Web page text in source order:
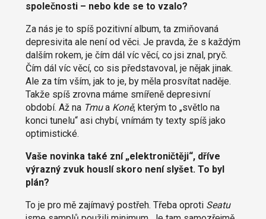
společnosti – nebo kde se to vzalo?
Za nás je to spíš pozitivní album, ta zmiňovaná
depresivita ale není od věci. Je pravda, že s každým
dalším rokem, je čím dál víc věcí, co jsi znal, pryč.
Čím dál víc věcí, co sis představoval, je nějak jinak.
Ale za tím vším, jak to je, by měla prosvítat naděje.
Takže spíš zrovna máme smířeně depresivní
období. Až na TmuaKoně, kterým to „světlo na
konci tunelu“ asi chybí, vnímám ty texty spíš jako
optimistické.
Vaše novinka také zní „elektroničtěji“, dříve
výrazný zvuk houslí skoro není slyšet. To byl
plán?
To je pro mě zajímavý postřeh. Třeba oproti Seatu